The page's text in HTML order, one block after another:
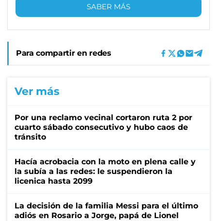
SABER MÁS
Para compartir en redes
Ver más
Por una reclamo vecinal cortaron ruta 2 por
cuarto sábado consecutivo y hubo caos de
tránsito
Hacía acrobacia con la moto en plena calle y
la subía a las redes: le suspendieron la
licenica hasta 2099
La decisión de la familia Messi para el último
adiós en Rosario a Jorge, papá de Lionel